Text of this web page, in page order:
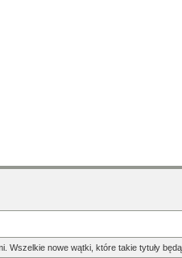
Wszelkie nowe wątki, które takie tytuły